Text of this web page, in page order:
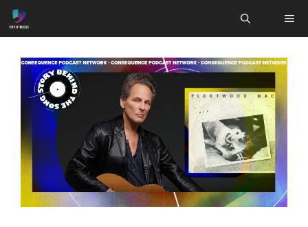
Aller
au